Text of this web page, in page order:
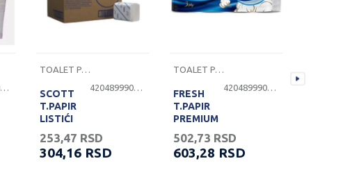
4208899900807
TOALET PAPIR
4204899900335
SCOTT
T.PAPIR
LISTIĆI
8508
253,47 RSD
304,16 RSD
TOALET PAPIR
4204899900019
FRESH
T.PAPIR
PREMIUM
10/1 3SL -
kod100169
502,73 RSD
603,28 RSD